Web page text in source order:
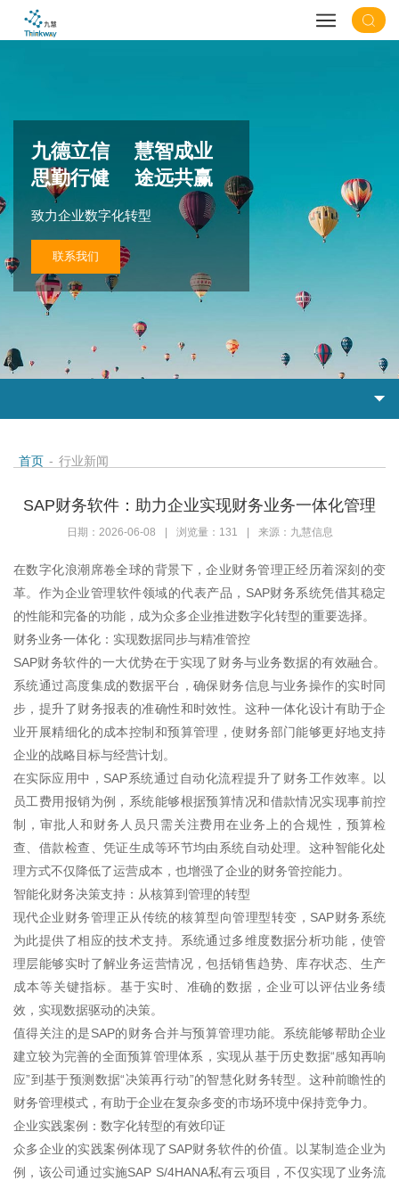
九德立信 慧智成业
思勤行健 途远共赢
致力企业数字化转型
联系我们
首页 - 行业新闻
SAP财务软件：助力企业实现财务业务一体化管理
日期：2026-06-08 浏览量：131 来源：九慧信息
在数字化浪潮席卷全球的背景下，企业财务管理正经历着深刻的变
革。作为企业管理软件领域的代表产品，SAP财务系统凭借其稳定
的性能和完备的功能，成为众多企业推进数字化转型的重要选择。
财务业务一体化：实现数据同步与精准管控
SAP财务软件的一大优势在于实现了财务与业务数据的有效融合。
系统通过高度集成的数据平台，确保财务信息与业务操作的实时同
步，提升了财务报表的准确性和时效性。这种一体化设计有助于企
业开展精细化的成本控制和预算管理，使财务部门能够更好地支持
企业的战略目标与经营计划。
在实际应用中，SAP系统通过自动化流程提升了财务工作效率。以
员工费用报销为例，系统能够根据预算情况和借款情况实现事前控
制，审批人和财务人员只需关注费用在业务上的合规性，预算检
查、借款检查、凭证生成等环节均由系统自动处理。这种智能化处
理方式不仅降低了运营成本，也增强了企业的财务管控能力。
智能化财务决策支持：从核算到管理的转型
现代企业财务管理正从传统的核算型向管理型转变，SAP财务系统
为此提供了相应的技术支持。系统通过多维度数据分析功能，使管
理层能够实时了解业务运营情况，包括销售趋势、库存状态、生产
成本等关键指标。基于实时、准确的数据，企业可以评估业务绩
效，实现数据驱动的决策。
值得关注的是SAP的财务合并与预算管理功能。系统能够帮助企业
建立较为完善的全面预算管理体系，实现从基于历史数据“感知再响
应”到基于预测数据“决策再行动”的智慧化财务转型。这种前瞻性的
财务管理模式，有助于企业在复杂多变的市场环境中保持竞争力。
企业实践案例：数字化转型的有效印证
众多企业的实践案例体现了SAP财务软件的价值。以某制造企业为
例，该公司通过实施SAP S/4HANA私有云项目，不仅实现了业务流